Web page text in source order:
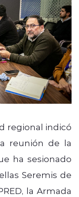
regional indicó
reunión de la
ha sesionado
Seremis de
la Armada